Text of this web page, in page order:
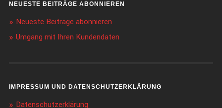
NEUESTE BEITRÄGE ABONNIEREN
Neueste Beiträge abonnieren
Umgang mit Ihren Kundendaten
IMPRESSUM UND DATENSCHUTZERKLÄRUNG
Datenschutzerklärung